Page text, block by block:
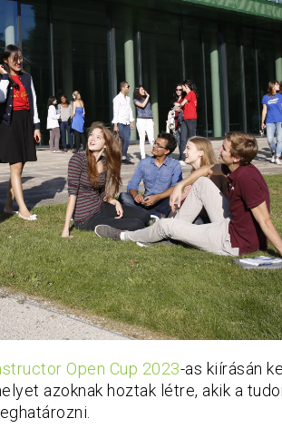
Open Cup 2023-as kiírásán
azoknak hoztak létre, akik a